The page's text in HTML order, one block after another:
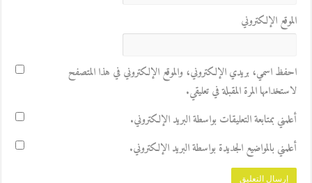
الموقع الإلكتروني
احفظ اسمي، بريدي الإلكتروني، والموقع الإلكتروني في هذا المتصفح
لاستخدامها المرة المقبلة في تعليقي.
أعلمني بمتابعة التعليقات بواسطة البريد الإلكتروني.
أعلمني بالمواضيع الجديدة بواسطة البريد الإلكتروني.